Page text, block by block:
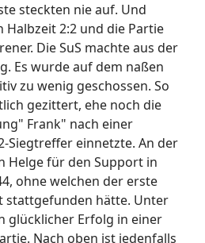
steckten nie auf. Und
Halbzeit 2:2 und die Partie
Die SuS machte aus der
Es wurde auf dem naßen
zu wenig geschossen. So
gezittert, ehe noch die
Frank" nach einer
Siegtreffer einnetzte. An der
Helge für den Support in
ohne welchen der erste
stattgefunden hätte. Unter
glücklicher Erfolg in einer
Nach oben ist jedenfalls